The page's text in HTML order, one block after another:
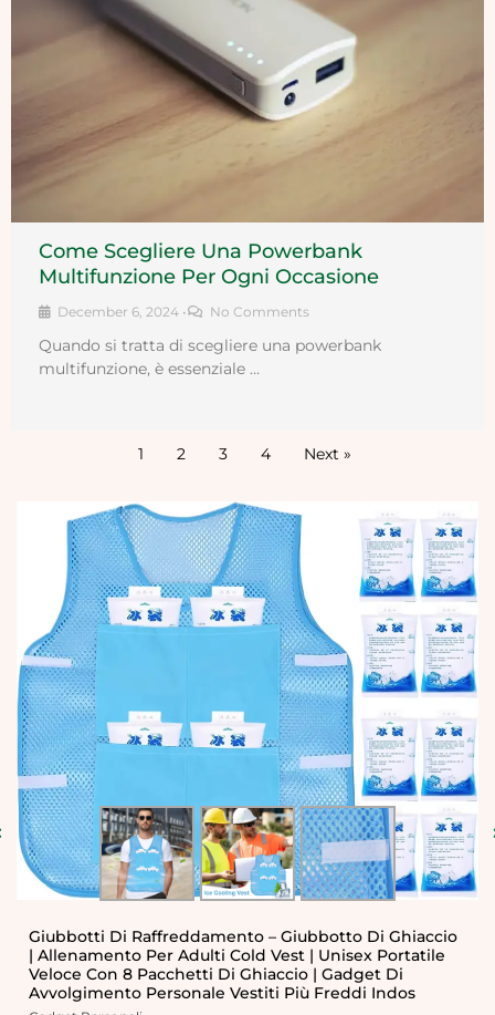
Come Scegliere Una Powerbank
Multifunzione Per Ogni Occasione
December 6, 2024 • No Comments
Quando si tratta di scegliere una powerbank
multifunzione, è essenziale …
1 2 3 4 Next »
Ventola Di Raffreddamento Della Camicia Indossabile
– Ricaricabile Sotto I Vestiti, Dispositivo Di
Raffreddamento Personale Leggero | Unità Di Flusso
D’aria Esterno Multifunzionale, Gadget USB Compatt